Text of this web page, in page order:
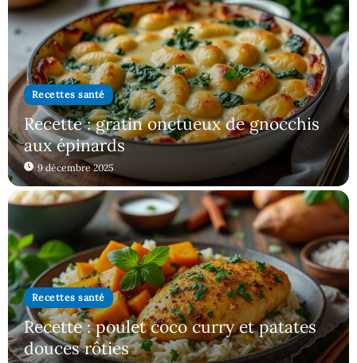
Recettes santé
Recette : gratin onctueux de gnocchis
aux épinards
9 décembre 2025
Recettes santé
Recette : poulet coco curry et patates
douces rôties